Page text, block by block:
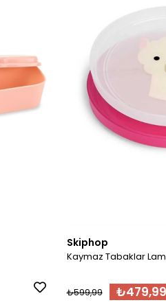
Skiphop
Kaymaz Tabaklar
₺479,99
₺599,99